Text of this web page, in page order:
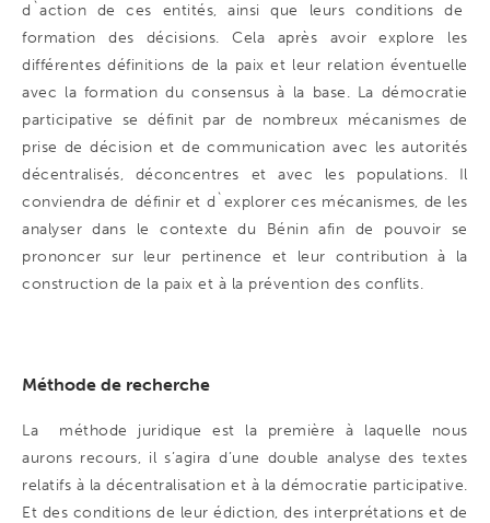
d`action de ces entités, ainsi que leurs conditions de
formation des décisions. Cela après avoir explore les
différentes définitions de la paix et leur relation éventuelle
avec la formation du consensus à la base. La démocratie
participative se définit par de nombreux mécanismes de
prise de décision et de communication avec les autorités
décentralisés, déconcentres et avec les populations. Il
conviendra de définir et d`explorer ces mécanismes, de les
analyser dans le contexte du Bénin afin de pouvoir se
prononcer sur leur pertinence et leur contribution à la
construction de la paix et à la prévention des conflits.
Méthode de recherche
La méthode juridique est la première à laquelle nous
aurons recours, il s’agira d’une double analyse des textes
relatifs à la décentralisation et à la démocratie participative.
Et des conditions de leur édiction, des interprétations et de